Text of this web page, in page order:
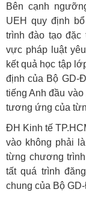
Bên cạnh
UEH quy định
trình đào tạo đặc
vực pháp luật
kết quả học tập
định của Bộ GD-
tiếng Anh đầu
tương ứng của
ĐH Kinh tế
vào không phải
từng chương
tất quá trình
chung của Bộ